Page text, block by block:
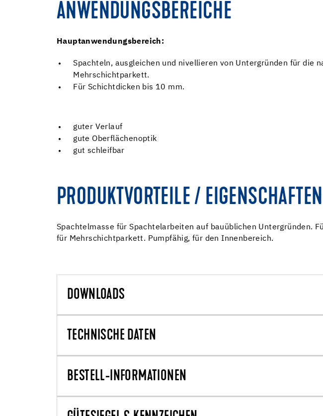
ANWENDUNGSBEREICHE
Hauptanwendungsbereich:
Spachteln, ausgleichen und nivellieren von Untergründen für die
Mehrschichtparkett.
Für Schichtdicken bis 10 mm.
guter Verlauf
gute Oberflächenoptik
gut schleifbar
PRODUKTVORTEILE / EIGENSCHAFTEN
Spachtelmasse für Spachtelarbeiten auf bauüblichen Untergründen.
für Mehrschichtparkett. Pumpfähig, für den Innenbereich.
DOWNLOADS
TECHNISCHE DATEN
BESTELL-INFORMATIONEN